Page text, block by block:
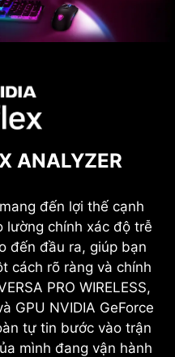
ANALYZER
đến lợi thế cạnh
lường chính xác độ trễ
đến đầu ra, giúp bạn
cách rõ ràng và chính
PRO WIRELESS,
GPU NVIDIA GeForce
tự tin bước vào trận
mình đang vận hành